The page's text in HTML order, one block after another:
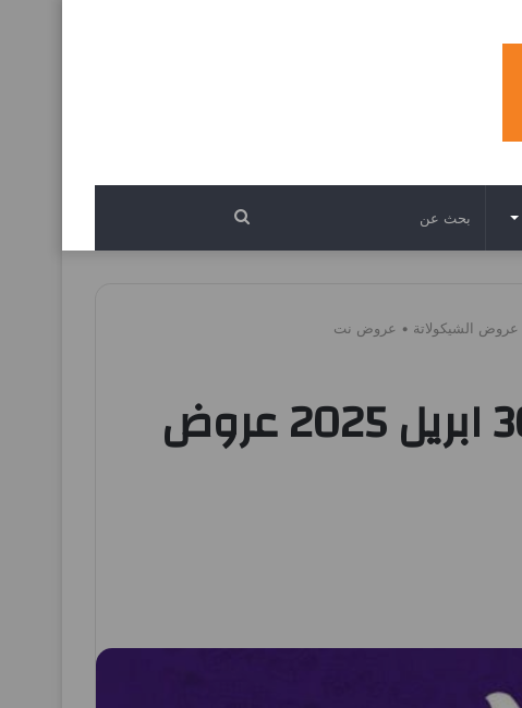
بحث
عروض المحلاوى ماركت من 20 ابريل حتى 30 ابريل 2025 عروض